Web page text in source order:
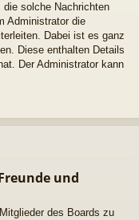
die solche Nachrichten
Administrator die
Dabei ist es ganz
Diese enthalten Details
Der Administrator kann
und
des Boards zu